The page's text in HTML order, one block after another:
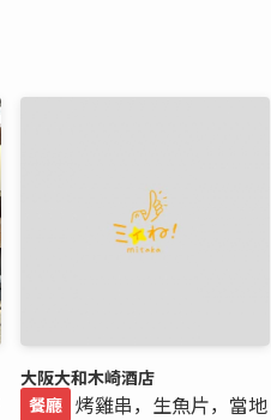
大阪大和木崎酒店
餐廳 烤雞串，生魚片，當地